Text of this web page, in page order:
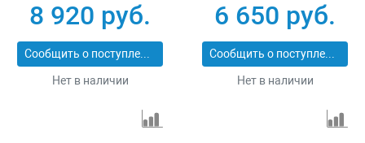
8 920 руб.
Сообщить о поступлении
Нет в наличии
6 650 руб.
Сообщить о поступлении
Нет в наличии